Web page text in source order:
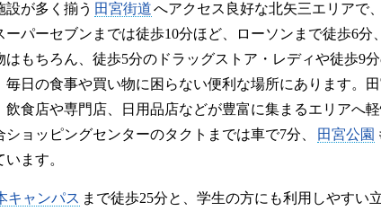
設が多く揃う 田宮街道へアクセス良好な北矢三エリアで
ーパーセブンまでは徒歩10分ほど、ローソンまで徒歩6分
はもちろん、徒歩5分のドラッグストア・レディや徒歩9
毎日の食事や買い物に困らない便利な場所にあります。
飲食店や専門店、日用品店などが豊富に集まるエリアへ
ショッピングセンターのタクトまでは車で7分、
田宮公園
ます。
キャンパス まで徒歩25分と、学生の方にも利用しやすい